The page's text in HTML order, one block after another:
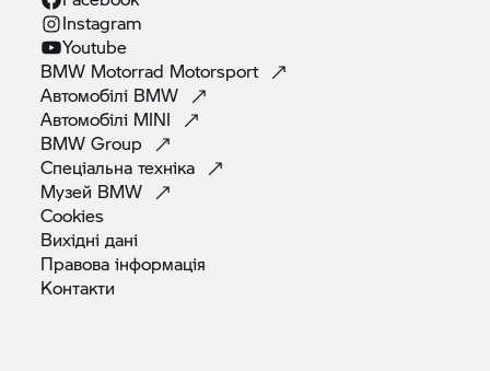
Instagram
Youtube
BMW Motorrad Motorsport
Автомобілі BMW
Автомобілі MINI
BMWGroup
Спеціальнатехніка
Музей BMW
Cookies
Вихіднідані
Правоваінформація
Контакти